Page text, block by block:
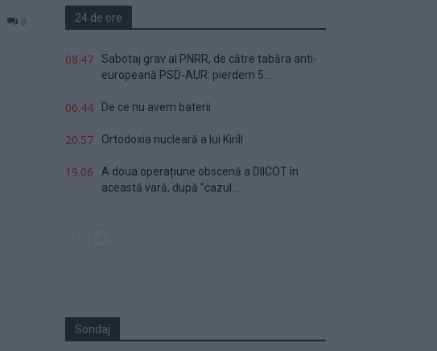
0 24 de ore
08.47
Sabotaj grav al PNRR, de către tabăra anti-
europeană PSD-AUR: pierdem 5...
06.44 De ce nu avem baterii
20.57 Ortodoxia nucleară a lui Kirill
19.06
A doua operațiune obscenă a DIICOT în
această vară, după ”cazul...
Sondaj